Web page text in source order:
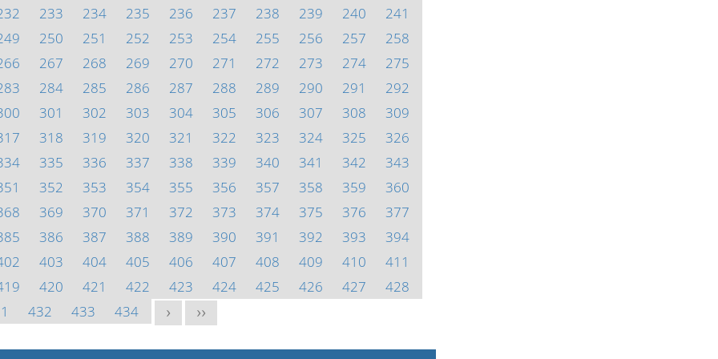
233 234 235 236 237 238 239 240
241
250 251 252 253 254 255 256 257
258
267 268 269 270 271 272 273 274
275
284 285 286 287 288 289 290 291
292
301 302 303 304 305 306 307 308
309
318 319 320 321 322 323 324 325
326
335 336 337 338 339 340 341 342
343
352 353 354 355 356 357 358 359
360
369 370 371 372 373 374 375 376
377
386 387 388 389 390 391 392 393
394
403 404 405 406 407 408 409 410
411
420 421 422 423 424 425 426 427
428
432 433 434 > >>